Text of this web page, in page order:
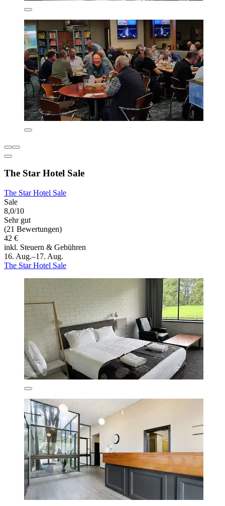
The Star Hotel Sale
The Star Hotel Sale
Sale
8,0/10
Sehr gut
(21 Bewertungen)
42 €
inkl. Steuern & Gebühren
16. Aug.–17. Aug.
The Star Hotel Sale